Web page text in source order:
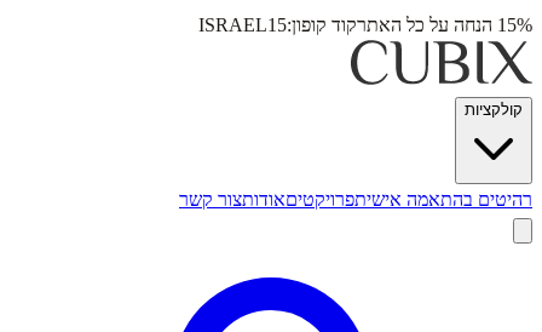
15% הנחה על כל האתר קוד קופון:ISRAEL15
קולקציות
רהיטים בהתאמה אישיתפרויקטיםאודותצור קשר